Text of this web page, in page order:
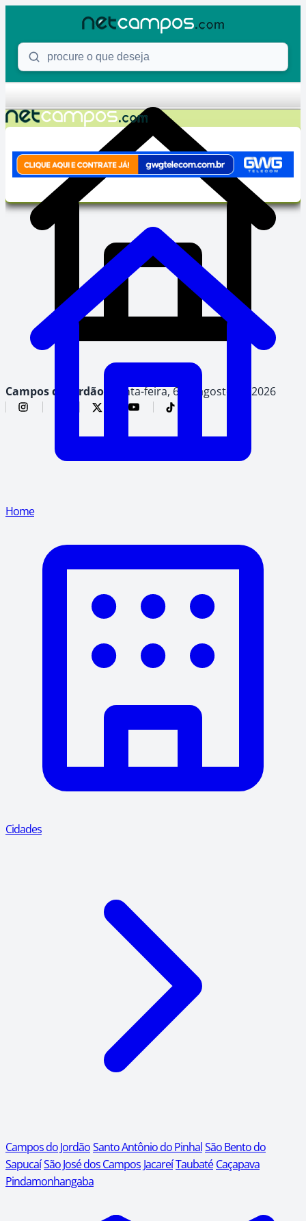
Procure o que deseja
Campos do Jordão, quinta-feira, 6 de agosto de 2026
Home
Cidades
Campos do JordãoSanto Antônio do PinhalSão Bento do
SapucaíSão José dos Campos JacareíTaubaté Caçapava
Pindamonhangaba